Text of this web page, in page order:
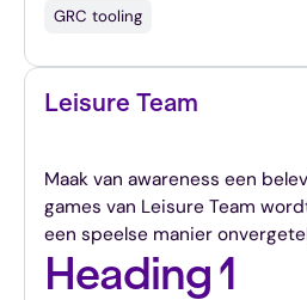
GRC tooling
Leisure Team
Maak van awareness een
games van Leisure Team
een speelse manier
Heading 1